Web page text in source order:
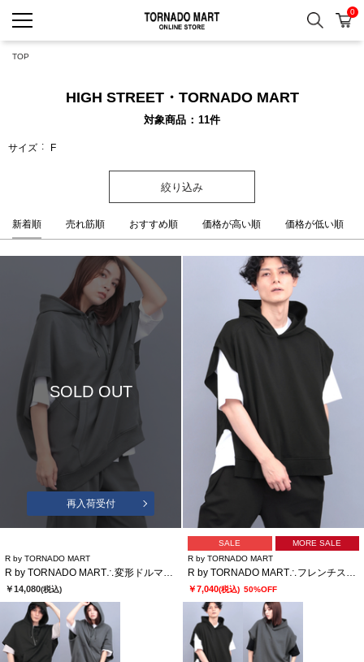
検索 カ
0
TOP
HIGH STREET・TORNADO MART
対象商品 11件
サイズ F
絞り込み
新着順 売れ筋順 おすすめ順 価格が高い順 価格が低い順
SOLD OUT
再入荷受付
R by TORNADO MART
￥14,080(税込)
SALE
MORE SALE
R by TORNADO MART
￥7,040(税込) 50%OFF